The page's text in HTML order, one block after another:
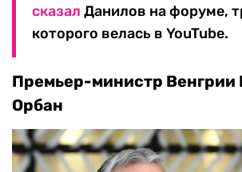
сказал Данилов на форуме,
которого велась в YouTube.
Премьер-министр Венгрии
Орбан